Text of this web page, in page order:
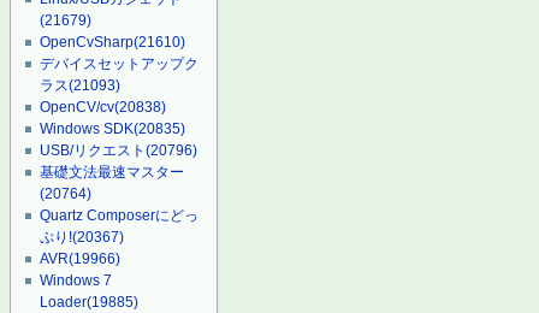
(21679)
OpenCvSharp(21610)
デバイスセットアップク
ラス(21093)
OpenCV/cv(20838)
Windows SDK(20835)
USB/リクエスト(20796)
基礎文法最速マスター
(20764)
Quartz Composerにどっ
ぷり!(20367)
AVR(19966)
Windows 7
Loader(19885)